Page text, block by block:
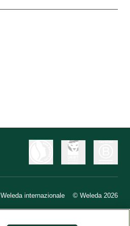
Weleda internazionale © Weleda 2026